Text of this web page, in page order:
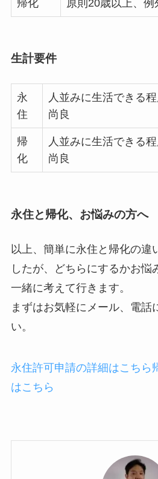
帰化 原則20歳以上、例
生計要件
永
住
人並みに生活できる
尚良
帰
化
人並みに生活できる
尚良
永住と帰化、お悩みの方へ
以上、簡単に永住と帰化の違
したが、どちらにするかお悩
一緒に考えて行きます。
まずはお気軽にメール、電話
い。
永住許可申請の詳細はこちら
はこちら